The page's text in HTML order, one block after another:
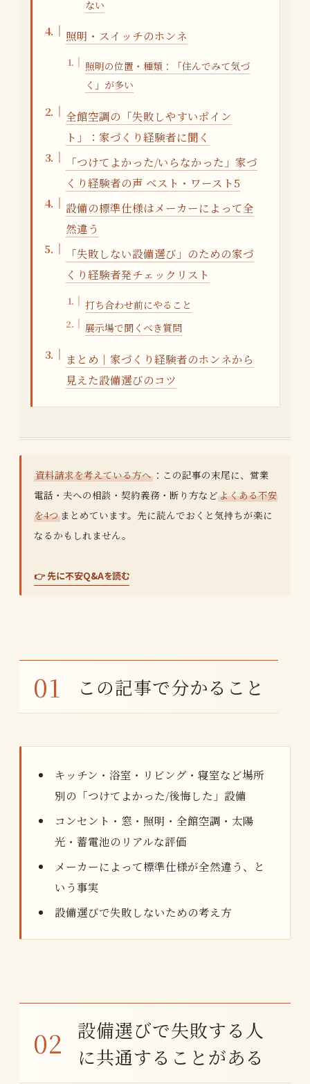
ない
照明・スイッチのホンネ
照明の位置・種類：「住んでみて気づ
く」が多い
全館空調の「失敗しやすいポイン
ト」：家づくり経験者に聞く
「つけてよかった/いらなかった」家づ
くり経験者の声 ベスト・ワースト5
設備の標準仕様はメーカーによって全
然違う
「失敗しない設備選び」のための家づ
くり経験者発チェックリスト
打ち合わせ前にやること
展示場で聞くべき質問
まとめ｜家づくり経験者のホンネから
見えた設備選びのコツ
資料請求を考えている方へ ：この記事の末尾に、営業
電話・夫への相談・契約義務・断り方などよくある不安
を4つ まとめています。先に読んでおくと気持ちが楽に
なるかもしれません。
👉 先に不安Q&Aを読む
この記事で分かること
キッチン・浴室・リビング・寝室など場所
別の「つけてよかった/後悔した」設備
コンセント・窓・照明・全館空調・太陽
光・蓄電池のリアルな評価
メーカーによって標準仕様が全然違う、と
いう事実
設備選びで失敗しないための考え方
設備選びで失敗する人
に共通することがある